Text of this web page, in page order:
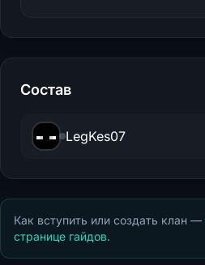
Состав
LegKes07
Как вступить или создать клан —
странице гайдов.